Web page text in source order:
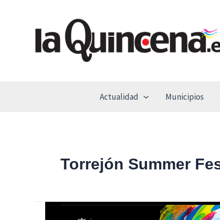
Actualidad Municipios
Torrejón Summer
Nicky